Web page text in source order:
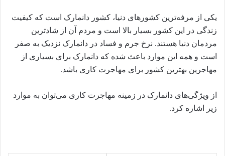
یکی از مرفه‌ترین کشورهای دنیا،‌ کشور دانمارک است که کیفیت
زندگی در این کشور بسیار بالا است و مردم آن از شادترین
مردمان دنیا هستند. نرخ جرم و فساد در دانمارک نزدیک به صفر
است و همه این موارد باعث شده که دانمارک برای بسیاری از
مهاجرین بهترین کشور برای مهاجرت کاری باشد.
از ویژگی‌های دانمارک در زمینه مهاجرت کاری می‌توان به موارد
زیر اشاره کرد.